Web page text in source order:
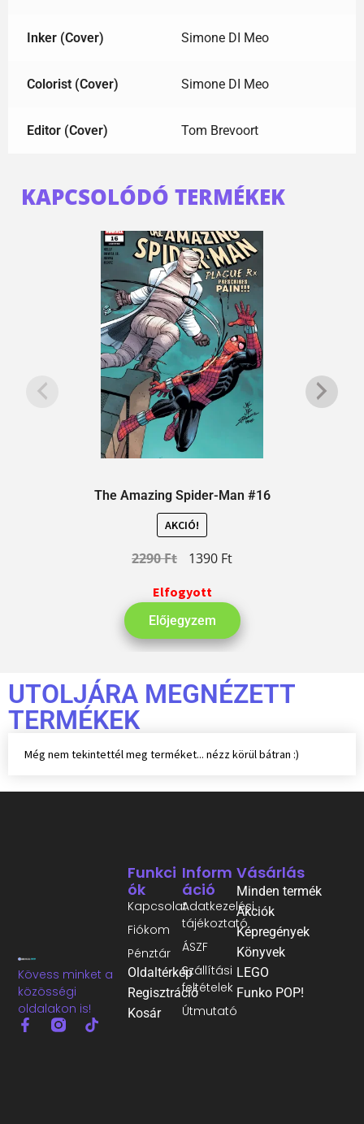
Inker (Cover) Simone DI Meo
Colorist (Cover) Simone DI Meo
Editor (Cover) Tom Brevoort
KAPCSOLÓDÓ TERMÉKEK
The Amazing Spider-Man #16
AKCIÓ!
2290Ft 1390 Ft
Elfogyott
Előjegyzem
UTOLJÁRA MEGNÉZETT
TERMÉKEK
Még nem tekintettél meg terméket... nézz körül bátran :)
Kövess minket a
közösségi
oldalakon is!
Inform
Áció
Adatkezelési
tájékoztató
ÁSZF
Szállítási
feltételek
Útmutató
Funkci
Ók
Kapcsolat
Fiókom
Pénztár
Oldaltérkép
Regisztráció
Kosár
Vásárlás
Minden termék
Akciók
Képregények
Könyvek
LEGO
Funko POP!